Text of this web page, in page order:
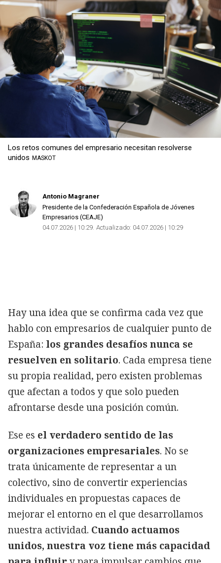
Copiar
Los retos comunes del empresario necesitan resolverse
unidos MASKOT
Antonio Magraner
Presidente de la Confederación Española de Jóvenes
Empresarios (CEAJE)
04.07.2026 | 10:29 Actualizado: 04.07.2026 | 10:29
Hay una idea que se confirma cada vez que
hablo con empresarios de cualquier punto de
España: los grandes desafíos nunca se
resuelven en solitario. Cada empresa tiene
su propia realidad, pero existen problemas
que afectan a todos y que solo pueden
afrontarse desde una posición común.
Ese es el verdadero sentido de las
organizaciones empresariales. No se
trata únicamente de representar a un
colectivo, sino de convertir experiencias
individuales en propuestas capaces de
mejorar el entorno en el que desarrollamos
nuestra actividad. Cuando actuamos
unidos, nuestra voz tiene más capacidad